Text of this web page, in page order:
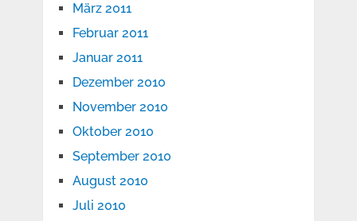
März 2011
Februar 2011
Januar 2011
Dezember 2010
November 2010
Oktober 2010
September 2010
August 2010
Juli 2010